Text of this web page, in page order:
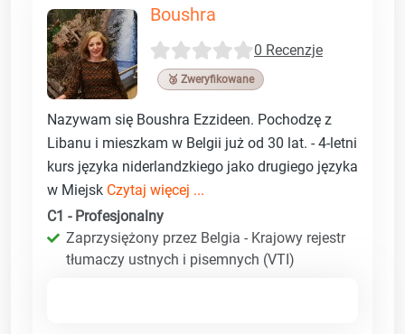
Boushra
0 Recenzje
🥉 Zweryfikowane
Nazywam się Boushra Ezzideen. Pochodzę z
Libanu i mieszkam w Belgii już od 30 lat. - 4-letni
kurs języka niderlandzkiego jako drugiego języka
w Miejsk Czytaj więcej ...
C1 - Profesjonalny
Zaprzysiężony przez Belgia - Krajowy rejestr
tłumaczy ustnych i pisemnych (VTI)